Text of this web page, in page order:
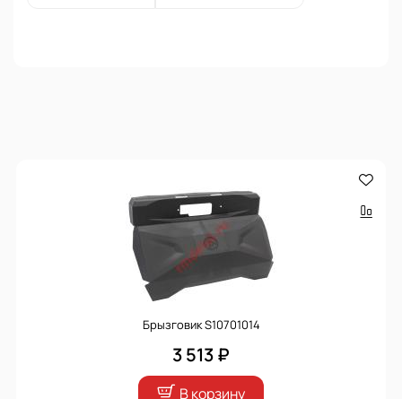
Брызговик S10701014
3 513 ₽
В корзину